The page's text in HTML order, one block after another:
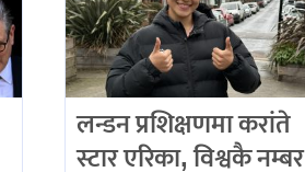
लन्डन प्रशिक्षणमा करांते
स्टार एरिका, विश्वकै नम्बर